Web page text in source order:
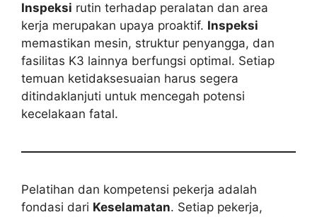
Inspeksi rutin terhadap peralatan dan area
kerja merupakan upaya proaktif. Inspeksi
memastikan mesin, struktur penyangga, dan
fasilitas K3 lainnya berfungsi optimal. Setiap
temuan ketidaksesuaian harus segera
ditindaklanjuti untuk mencegah potensi
kecelakaan fatal.
Pelatihan dan kompetensi pekerja adalah
fondasi dari Keselamatan. Setiap pekerja,